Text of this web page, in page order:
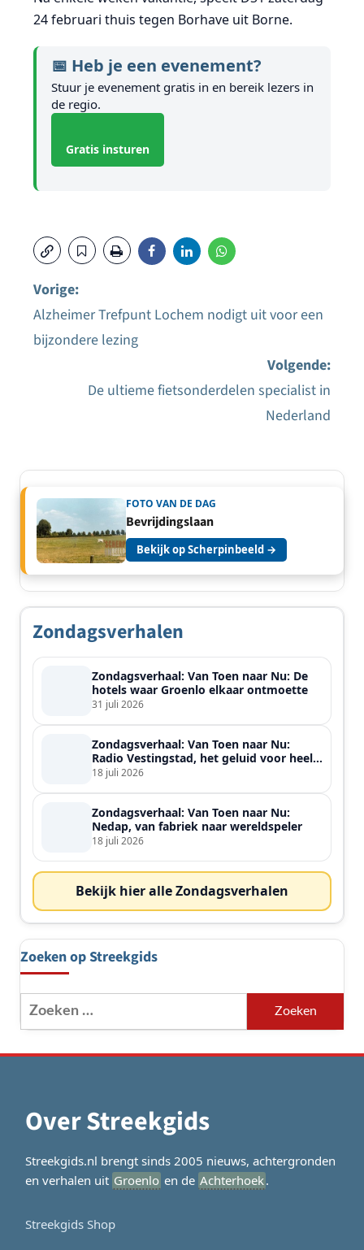
24 februari thuis tegen Borhave uit Borne.
📅 Heb je een evenement?
Stuur je evenement gratis in en bereik lezers in
de regio.
Gratis insturen
Bericht
Vorige:
Alzheimer Trefpunt Lochem nodigt uit voor een
bijzondere lezing
Volgende:
De ultieme fietsonderdelen specialist in
Nederland
FOTO VAN DE DAG
Bevrijdingslaan
Bekijk op Scherpinbeeld →
Zondagsverhalen
Zondagsverhaal: Van Toen naar Nu: De
hotels waar Groenlo elkaar ontmoette
31 juli 2026
Zondagsverhaal: Van Toen naar Nu:
Radio Vestingstad, het geluid voor heel
de streek
18 juli 2026
Zondagsverhaal: Van Toen naar Nu:
Nedap, van fabriek naar wereldspeler
18 juli 2026
Bekijk hier alle Zondagsverhalen
Zoeken op Streekgids
Zoeken
naar:
Over Streekgids
Streekgids.nl brengt sinds 2005 nieuws, achtergronden
en verhalen uit Groenlo en de Achterhoek.
Streekgids Shop